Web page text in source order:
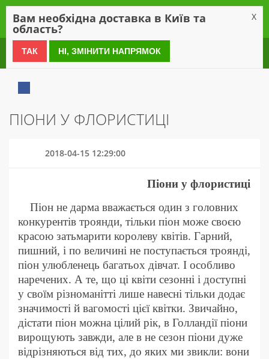
0 800 21 54 55
ПІОНИ У ФЛОРИСТИЦІ
2018-04-15 12:29:00
Піони у флористиці
Піон не дарма вважається один з головних
конкурентів троянди, тільки піон може своєю
красою затьмарити королеву квітів. Гарний,
пишний, і по величині не поступається троянді,
піон улюбленець багатьох дівчат. І особливо
наречених. А те, що ці квіти сезонні і доступні
у своїм різноманітті лише навесні тільки додає
значимості й вагомості цієї квітки. Звичайно,
дістати піон можна цілий рік, в Голландії піони
вирощують завжди, але в не сезон піони дуже
відрізняються від тих, до яких ми звикли: вони
Вам необхідна доставка в Київ та
область?
X
ТАК НІ, ЗМІНИТИ НАПРЯМОК